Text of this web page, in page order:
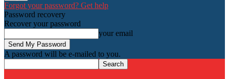
Forgot your password? Get help
Password recovery
Recover your password
your email
A password will be e-mailed to you.